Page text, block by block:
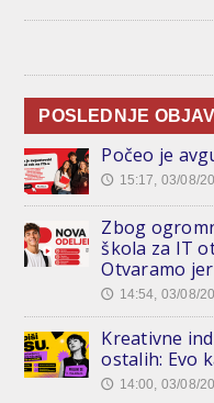
POSLEDNJE
Počeo je
🕔 15:17, 03/08/
Zbog
škola za IT
Otvaramo
🕔 14:54, 03/08/
Kreativne
ostalih: Evo
🕔 14:00, 03/08/